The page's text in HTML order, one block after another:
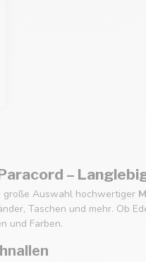
–
große Auswahl hochwertiger
Taschen und mehr. Ob
und Farben.